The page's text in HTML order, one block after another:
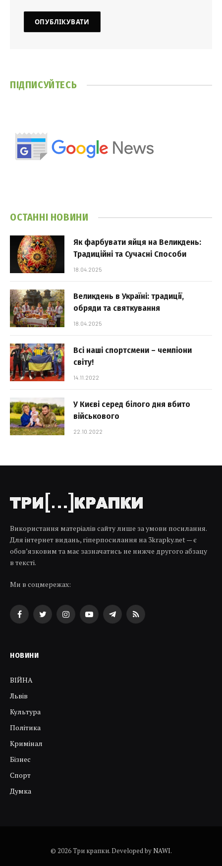
ПІДПИСУЙТЕСЬ
ОСТАННІ НОВИНИ
Як фарбувати яйця на Великдень:
Традиційні та Сучасні Способи
18.04.2025
Великдень в Україні: традиції,
обряди та святкування
18.04.2025
Всі наші спортсмени – чемпіони
світу!
14.11.2022
У Києві серед білого дня вбито
військового
22.10.2022
Використання матеріалів сайту лише за умови посилання.
Для інтернет видань, гіперпосилання на 3krapky.net — є
обов’язковим та має зазначатись не нижче другого абзацу
в тексті.
Ми в соцмережах:
FacebookTwitterInstagramYouTubeTelegramRSS
НОВИНИ
ВІЙНА
Львів
Культура
Політика
Кримінал
Бізнес
Спорт
Думка
© 2026 Три крапки. Developed byNAWI.